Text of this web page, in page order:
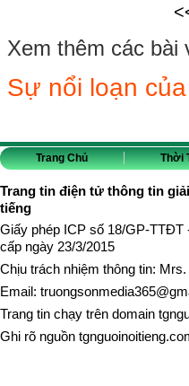
Xem thêm các bài
Sự nổi loạn
Trang Chủ Thời
Trang tin điện tử thông tin
tiếng
Giấy phép ICP số 18/GP-TTĐT
cấp ngày 23/3/2015
Chịu trách nhiệm thông tin:
Email:
Trang tin chạy trên domain
Ghi rõ nguồn